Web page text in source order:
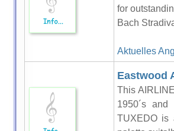
for
Bach
Aktuelles
Eastwood
This
1950´s
TUXEDO is